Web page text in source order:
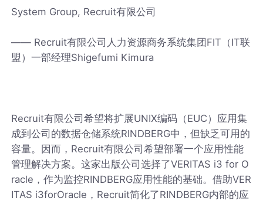
System Group, Recruit有限公司
—— Recruit有限公司人力资源商务系统集团FIT（IT联
盟）一部经理Shigefumi Kimura
Recruit有限公司希望将扩展UNIX编码（EUC）应用集
成到公司的数据仓储系统RINDBERG中，但缺乏可用的
容量。因而，Recruit有限公司希望部署一个应用性能
管理解决方案。这家出版公司选择了VERITAS i3 for O
racle，作为监控RINDBERG应用性能的基础。借助VER
ITAS i3forOracle，Recruit简化了RINDBERG内部的应